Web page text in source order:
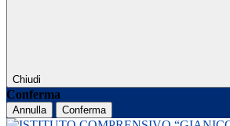
Chiudi
Conferma
Annulla Conferma